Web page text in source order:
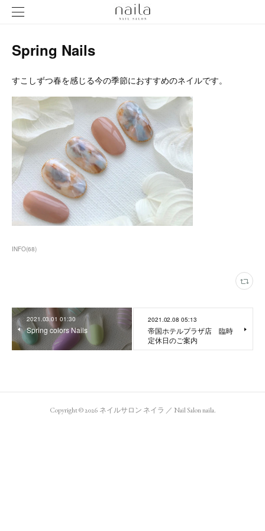
Spring Nails
すこしずつ春を感じる今の季節におすすめのネイルです。
INFO(68)
2021.03.01 01:30
Spring colors Nails
2021.02.08 05:13
帝国ホテルプラザ店 臨時
定休日のご案内
Copyright ©2026 ネイルサロン ネイラ ／ Nail Salon naila.